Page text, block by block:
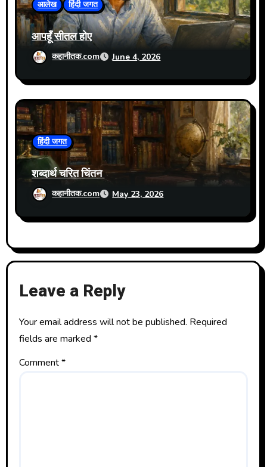
n
आलेख हिंदी जगत
आपहूँ सीतल होए
कहानीतक.com June 4, 2026
हिंदी जगत
शब्दार्थ चरित चिंतन
कहानीतक.com May 23, 2026
Leave a Reply
Your email address will not be published. Required
fields are marked *
Comment*